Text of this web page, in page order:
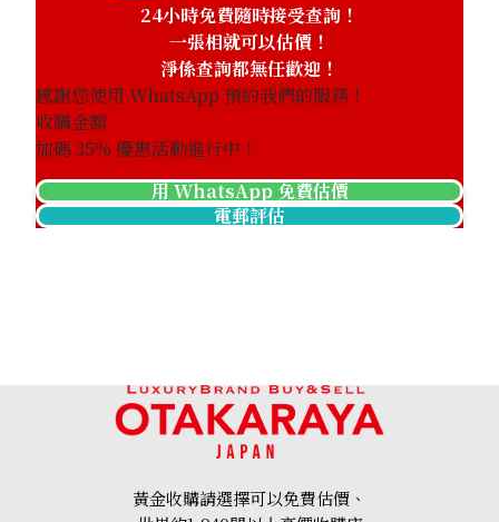
Chanel Matelasse Caviar Skin Chain Shoulder
參考回收價
HKD 55,860.36
24小時免費隨時接受查詢！
一張相就可以估價！
淨係查詢都無任歡迎！
感謝您使用 WhatsApp 預約我們的服務！
收購金額
加碼35% 優惠活動進行中！
用 WhatsApp 免費估價
電郵評估
黃金收購請選擇可以免費估價、